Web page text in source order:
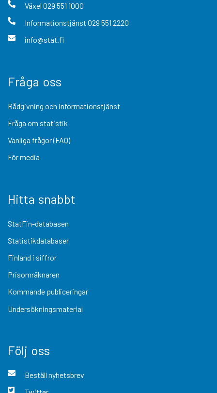
Växel 029 551 1000
Informationstjänst 029 551 2220
info@stat.fi
Fråga oss
Rådgivning och informationstjänst
Fråga om statistik
Vanliga frågor (FAQ)
För media
Hitta snabbt
StatFin-databasen
Statistikdatabaser
Finland i siffror
Prisomräknaren
Kommande publiceringar
Undersökningsmaterial
Följ oss
Beställ nyhetsbrev